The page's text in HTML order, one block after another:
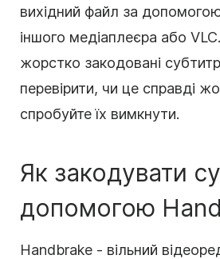
вихідний файл за
іншого медіаплеєра або
жорстко закодовані
перевірити, чи це справді
спробуйте їх вимкнути.
Як закодувати
допомогою
Handbrake - вільний